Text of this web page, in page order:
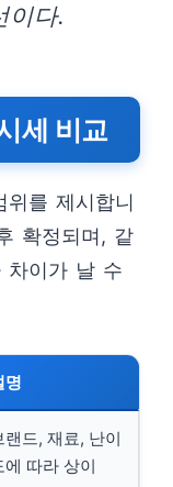
이다.
세 비교
를 제시합니
확정되며, 같
차이가 날 수
명
랜드, 재료, 난이
에 따라 상이